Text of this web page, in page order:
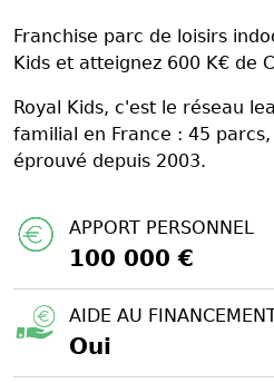
Franchise parc de loisirs
Kids et atteignez 600 K€ de
Royal Kids, c'est le réseau
familial en France : 45
éprouvé depuis 2003.
APPORT PERSONNEL
100 000 €
AIDE AU
Oui